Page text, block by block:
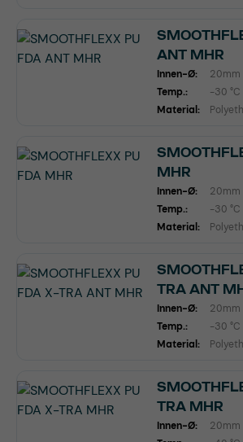
ANT MHR
Innen-Ø:
Temp.:
-30 °C
Material:
MHR
Innen-Ø:
Temp.:
-30 °C
Material:
TRA ANT
Innen-Ø:
Temp.:
-30 °C
Material:
TRA MHR
Innen-Ø: